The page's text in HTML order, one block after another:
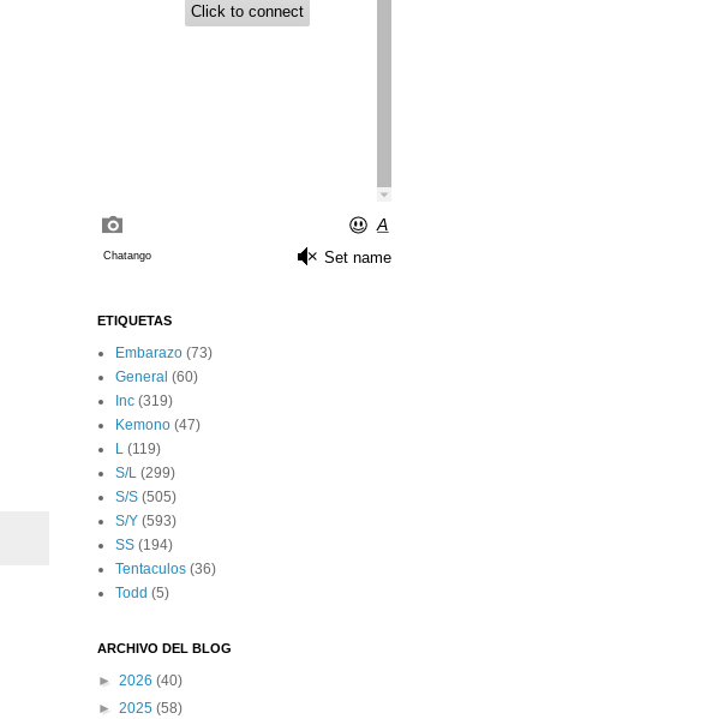
ETIQUETAS
Embarazo (73)
General (60)
Inc (319)
Kemono (47)
L (119)
S/L (299)
S/S (505)
S/Y (593)
SS (194)
Tentaculos (36)
Todd (5)
ARCHIVO DEL BLOG
► 2026 (40)
► 2025 (58)